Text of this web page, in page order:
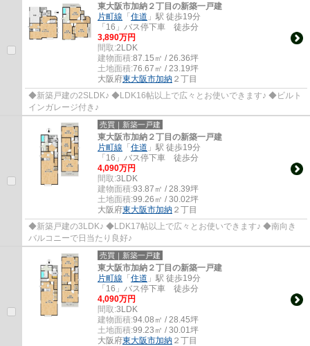
東大阪市加納２丁目の新築一戸建
片町線 「住道 」駅 徒歩19分
「16」バス停下車 徒歩分
3,890万円
間取:2LDK
建物面積:87.15㎡ / 26.36坪
土地面積:76.67㎡ / 23.19坪
大阪府東大阪市加納 ２丁目
◆新築戸建の2SLDK♪ ◆LDK16帖以上で広々とお使いできます♪ ◆ビルト
インガレージ付き♪
売買｜新築一戸建
東大阪市加納２丁目の新築一戸建
片町線 「住道 」駅 徒歩19分
「16」バス停下車 徒歩分
4,090万円
間取:3LDK
建物面積:93.87㎡ / 28.39坪
土地面積:99.26㎡ / 30.02坪
大阪府東大阪市加納 ２丁目
◆新築戸建の3LDK♪ ◆LDK17帖以上で広々とお使いできます♪ ◆南向き
バルコニーで日当たり良好♪
売買｜新築一戸建
東大阪市加納２丁目の新築一戸建
片町線 「住道 」駅 徒歩19分
「16」バス停下車 徒歩分
4,090万円
間取:3LDK
建物面積:94.08㎡ / 28.45坪
土地面積:99.23㎡ / 30.01坪
大阪府東大阪市加納 ２丁目